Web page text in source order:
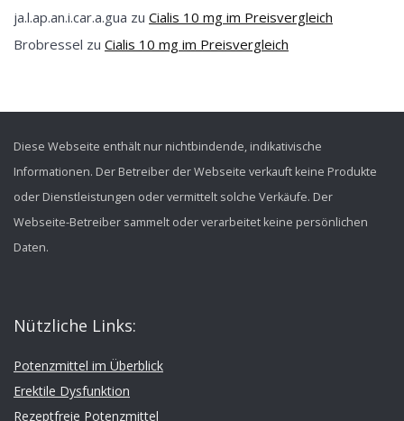
ja.l.ap.an.i.car.a.gua zu Cialis 10 mg im Preisvergleich
Brobressel zu Cialis 10 mg im Preisvergleich
Diese Webseite enthält nur nichtbindende, indikativische
Informationen. Der Betreiber der Webseite verkauft keine Produkte
oder Dienstleistungen oder vermittelt solche Verkäufe. Der
Webseite-Betreiber sammelt oder verarbeitet keine persönlichen
Daten.
Nützliche Links:
Potenzmittel im Überblick
Erektile Dysfunktion
Rezeptfreie Potenzmittel